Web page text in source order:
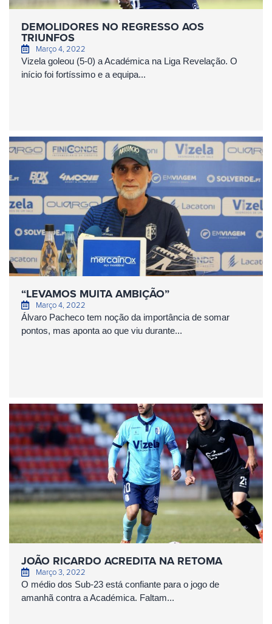
DEMOLIDORES NO REGRESSO AOS
TRIUNFOS
Março 4, 2022
Vizela goleou (5-0) a Académica na Liga Revelação. O
início foi fortíssimo e a equipa...
“LEVAMOS MUITA AMBIÇÃO”
Março 4, 2022
Álvaro Pacheco tem noção da importância de somar
pontos, mas aponta ao que viu durante...
JOÃO RICARDO ACREDITA NA RETOMA
Março 3, 2022
O médio dos Sub-23 está confiante para o jogo de
amanhã contra a Académica. Faltam...